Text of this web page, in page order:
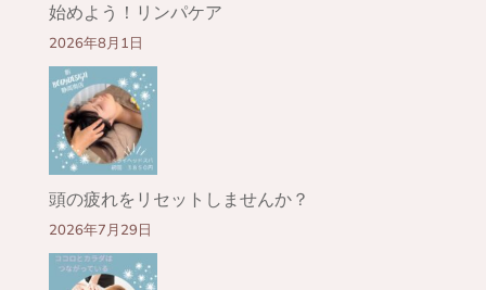
始めよう！リンパケア
2026年8月1日
頭の疲れをリセットしませんか？
2026年7月29日